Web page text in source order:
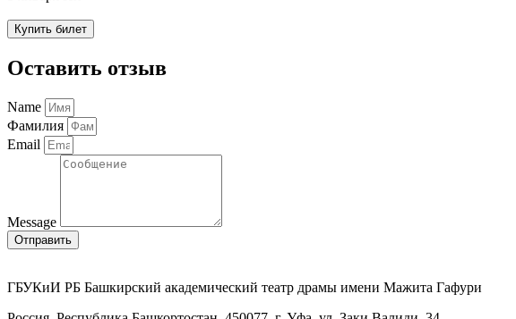
Купить билет
Оставить отзыв
Name
Фамилия
Email
Message
Отправить
ГБУКиИ РБ Башкирский академический театр драмы имени Мажита Гафури